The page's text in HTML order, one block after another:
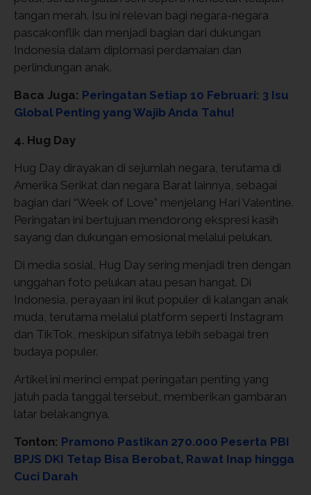
tangan merah. Isu ini relevan bagi negara-negara
pascakonflik dan menjadi bagian dari dukungan
Indonesia dalam diplomasi perdamaian dan
perlindungan anak.
Baca Juga: Peringatan Setiap 10 Februari: 3 Isu
Global Penting yang Wajib Anda Tahu!
4. Hug Day
Hug Day dirayakan di sejumlah negara, terutama di
Amerika Serikat dan negara Barat lainnya, sebagai
bagian dari “Week of Love” menjelang Hari Valentine.
Peringatan ini bertujuan mendorong ekspresi kasih
sayang dan dukungan emosional melalui pelukan.
Di media sosial, Hug Day sering menjadi tren dengan
unggahan foto pelukan atau pesan hangat. Di
Indonesia, perayaan ini ikut populer di kalangan anak
muda, terutama melalui platform seperti Instagram
dan TikTok, meskipun sifatnya lebih sebagai tren
budaya populer.
Artikel ini merinci empat peringatan penting yang
jatuh pada tanggal tersebut, memberikan gambaran
latar belakangnya.
Tonton: Pramono Pastikan 270.000 Peserta PBI
BPJS DKI Tetap Bisa Berobat, Rawat Inap hingga
Cuci Darah